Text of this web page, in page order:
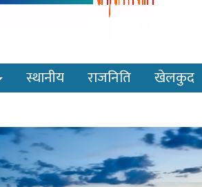
स्थानीय राजनिति खेलकुद